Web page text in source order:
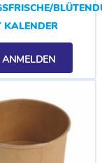
KALENDER
ANMELDEN